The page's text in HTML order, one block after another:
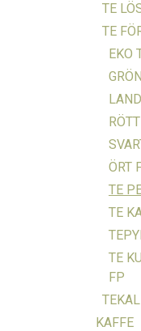
TE
TE
EKO
ÖRT
TE
TE
TE
FP
KAFFE